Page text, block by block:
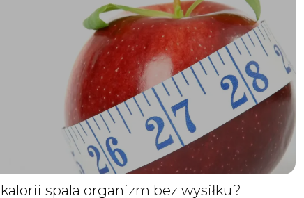
spala organizm bez wysiłku?